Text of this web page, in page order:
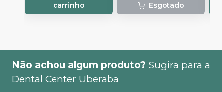
carrinho
Esgotado
Não achou algum produto? Sugira para a
Dental Center Uberaba